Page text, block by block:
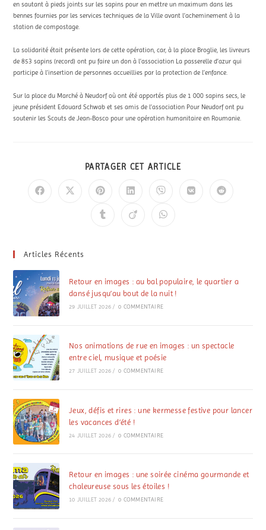
en sautant à pieds joints sur les sapins pour en mettre un maximum dans les
bennes fournies par les services techniques de la Ville avant l’acheminement à la
station de compostage.
La solidarité était présente lors de cette opération, car, à la place Broglie, les livreurs
de 853 sapins (record) ont pu faire un don à l’association La passerelle d’azur qui
participe à l’insertion de personnes accueillies par la protection de l’enfance.
Sur la place du Marché à Neudorf où ont été apportés plus de 1 000 sapins secs, le
jeune président Edouard Schwab et ses amis de l’association Pour Neudorf ont pu
soutenir les Scouts de Jean-Bosco pour une opération humanitaire en Roumanie.
PARTAGER CET ARTICLE
Articles Récents
Retour en images : au bal populaire, le quartier a
dansé jusqu’au bout de la nuit !
29 JUILLET 2026 / 0 COMMENTAIRE
Nos animations de rue en images : un spectacle
entre ciel, musique et poésie
27 JUILLET 2026 / 0 COMMENTAIRE
Jeux, défis et rires : une kermesse festive pour lancer
les vacances d’été !
24 JUILLET 2026 / 0 COMMENTAIRE
Retour en images : une soirée cinéma gourmande et
chaleureuse sous les étoiles !
10 JUILLET 2026 / 0 COMMENTAIRE